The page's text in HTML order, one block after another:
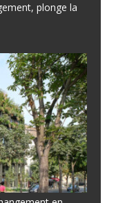
plonge la